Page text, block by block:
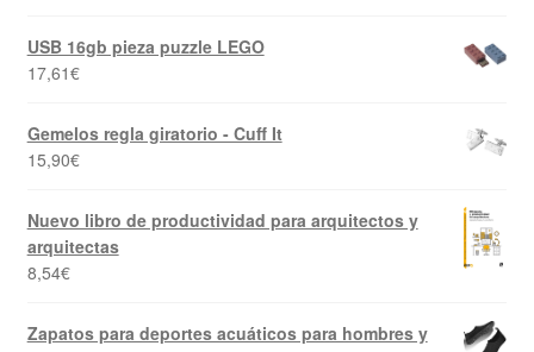
USB 16gb pieza puzzle LEGO
17,61€
Gemelos regla giratorio - Cuff It
15,90€
Nuevo libro de productividad para arquitectos y
arquitectas
8,54€
Zapatos para deportes acuáticos para hombres y